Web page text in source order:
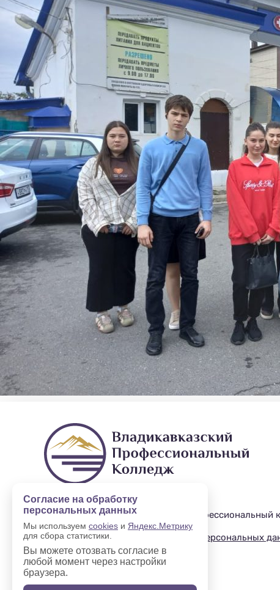
2019—2025 © Владикавказский профессиональный
Политика в отношении обработки персональных
Согласие на обработку
персональных данных
Мы используем cookies и Яндекс.Метрику
для сбора статистики.
Вы можете отозвать согласие в
любой момент через настройки
браузера.